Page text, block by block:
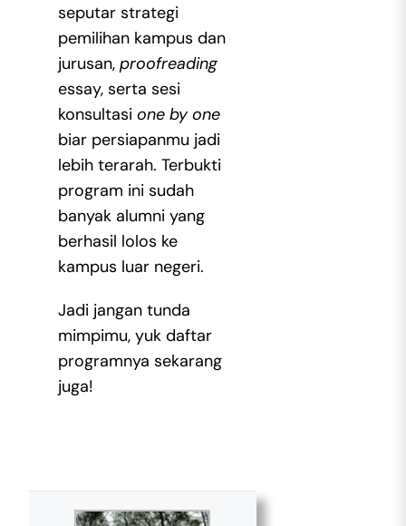
seputar strategi
pemilihan kampus dan
jurusan, proofreading
essay, serta sesi
konsultasi one by one
biar persiapanmu jadi
lebih terarah. Terbukti
program ini sudah
banyak alumni yang
berhasil lolos ke
kampus luar negeri.
Jadi jangan tunda
mimpimu, yuk daftar
programnya sekarang
juga!